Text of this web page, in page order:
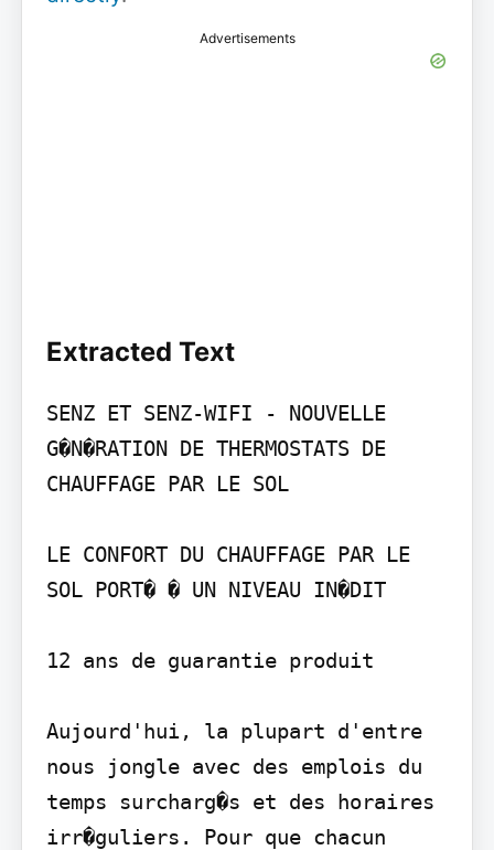
Advertisements
Extracted Text
SENZ ET SENZ-WIFI - NOUVELLE
G�N�RATION DE THERMOSTATS DE
CHAUFFAGE PAR LE SOL
LE CONFORT DU CHAUFFAGE PAR LE
SOL PORT� � UN NIVEAU IN�DIT
12 ans de guarantie produit
Aujourd'hui, la plupart d'entre
nous jongle avec des emplois du
temps surcharg�s et des horaires
irr�guliers. Pour que chacun